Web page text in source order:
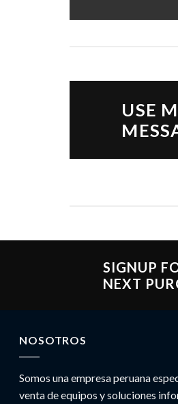
USE
SIGNUP
NEXT
NOSOTROS
Somos una empresa peruana
venta de equipos y soluciones